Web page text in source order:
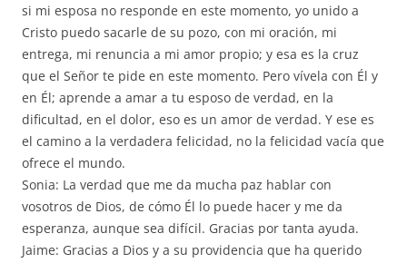
si mi esposa no responde en este momento, yo unido a
Cristo puedo sacarle de su pozo, con mi oración, mi
entrega, mi renuncia a mi amor propio; y esa es la cruz
que el Señor te pide en este momento. Pero vívela con Él y
en Él; aprende a amar a tu esposo de verdad, en la
dificultad, en el dolor, eso es un amor de verdad. Y ese es
el camino a la verdadera felicidad, no la felicidad vacía que
ofrece el mundo.
Sonia: La verdad que me da mucha paz hablar con
vosotros de Dios, de cómo Él lo puede hacer y me da
esperanza, aunque sea difícil. Gracias por tanta ayuda.
Jaime: Gracias a Dios y a su providencia que ha querido